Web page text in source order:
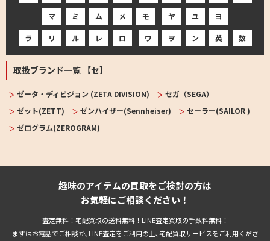
マ ミ ム メ モ ヤ ユ ヨ
ラ リ ル レ ロ ワ ヲ ン 英 数
取扱ブランド一覧 【セ】
ゼータ・ディビジョン (ZETA DIVISION)
セガ（SEGA）
ゼット(ZETT)
ゼンハイザー(Sennheiser)
セーラー(SAILOR )
ゼログラム(ZEROGRAM)
趣味のアイテムの買取をご検討の方は
お気軽にご相談ください！
査定無料！宅配買取の送料無料！LINE査定買取の手数料無料！
まずはお電話でご相談か､LINE査定をご利用の上､宅配買取サービスをご利用くださ